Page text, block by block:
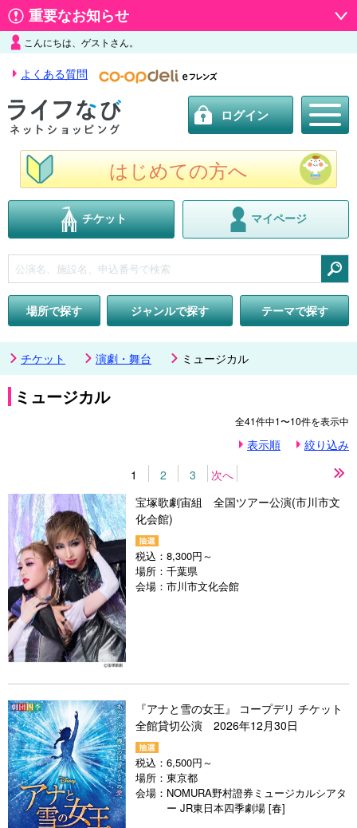
重要なお知らせ
こんにちは、ゲストさん。
よくある質問
ログイン
はじめての方へ
チケット マイページ
場所で探す
ジャンルで探す テーマで探す
チケット 演劇・舞台 ミュージカル
ミュージカル
全41件中1〜10件を表示中
表示順
絞り込み
1
2 3 次へ
後
の
宝塚歌劇宙組 全国ツアー公演(市川市文
化会館)
税込： 8,300円～
場所： 千葉県
会場： 市川市文化会館
『アナと雪の女王』 コープデリ チケット
全館貸切公演 2026年12月30日
税込： 6,500円～
場所： 東京都
会場： NOMURA野村證券ミュージカルシアタ
ー JR東日本四季劇場 [春]